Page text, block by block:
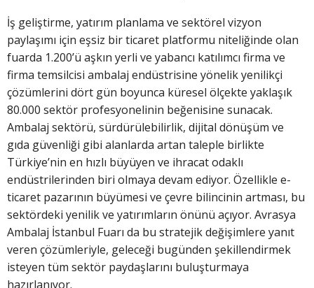
İş geliştirme, yatırım planlama ve sektörel vizyon
paylaşımı için eşsiz bir ticaret platformu niteliğinde olan
fuarda 1.200’ü aşkın yerli ve yabancı katılımcı firma ve
firma temsilcisi ambalaj endüstrisine yönelik yenilikçi
çözümlerini dört gün boyunca küresel ölçekte yaklaşık
80.000 sektör profesyonelinin beğenisine sunacak.
Ambalaj sektörü, sürdürülebilirlik, dijital dönüşüm ve
gıda güvenliği gibi alanlarda artan taleple birlikte
Türkiye’nin en hızlı büyüyen ve ihracat odaklı
endüstrilerinden biri olmaya devam ediyor. Özellikle e-
ticaret pazarının büyümesi ve çevre bilincinin artması, bu
sektördeki yenilik ve yatırımların önünü açıyor. Avrasya
Ambalaj İstanbul Fuarı da bu stratejik değişimlere yanıt
veren çözümleriyle, geleceği bugünden şekillendirmek
isteyen tüm sektör paydaşlarını buluşturmaya
hazırlanıyor.